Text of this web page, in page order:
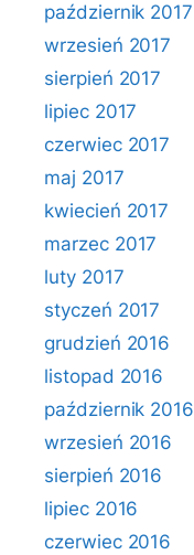
październik 2017
wrzesień 2017
sierpień 2017
lipiec 2017
czerwiec 2017
maj 2017
kwiecień 2017
marzec 2017
luty 2017
styczeń 2017
grudzień 2016
listopad 2016
październik 2016
wrzesień 2016
sierpień 2016
lipiec 2016
czerwiec 2016